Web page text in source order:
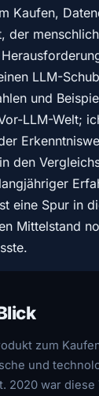
Kaufen,
der
LLM-
und
LLM-Welt;
den
eine Spur in
Mittelstand
zum
und
2020 war diese